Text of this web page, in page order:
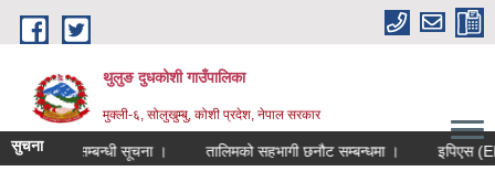
Skip to main content
थुलुङ दुधकोशी गाउँपालिका
मुक्ली-६, सोलुखुम्बु, कोशी प्रदेश, नेपाल सरकार
सुचना
पेश गर्ने सम्बन्धी सूचना । तालिमको सहभागी छनौट सम्बन्धमा । इपिएस